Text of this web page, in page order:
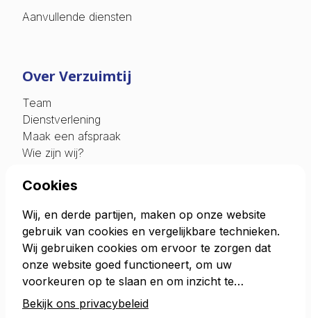
Cookies
Wij, en derde partijen, maken op onze website
gebruik van cookies en vergelijkbare technieken.
Wij gebruiken cookies om ervoor te zorgen dat
onze website goed functioneert, om uw
voorkeuren op te slaan en om inzicht te
verkrijgen in bezoekersgedrag. Door op
Bekijk ons privacybeleid
Aanvullende diensten
Over Verzuimtij
Team
Dienstverlening
Maak een afspraak
Wie zijn wij?
Contact
Mr. F.J.Haarmanweg 16
4538 AR Terneuzen
Tel: 0115 - 712 648
E:info@verzuimtij.nl